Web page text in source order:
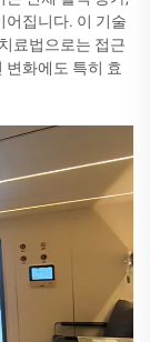
어집니다. 이 기술
료법으로는 접근
변화에도 특히 효